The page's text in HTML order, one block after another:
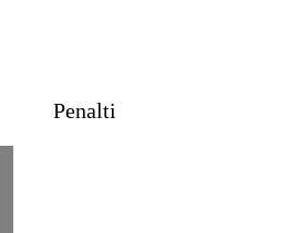
Penalti